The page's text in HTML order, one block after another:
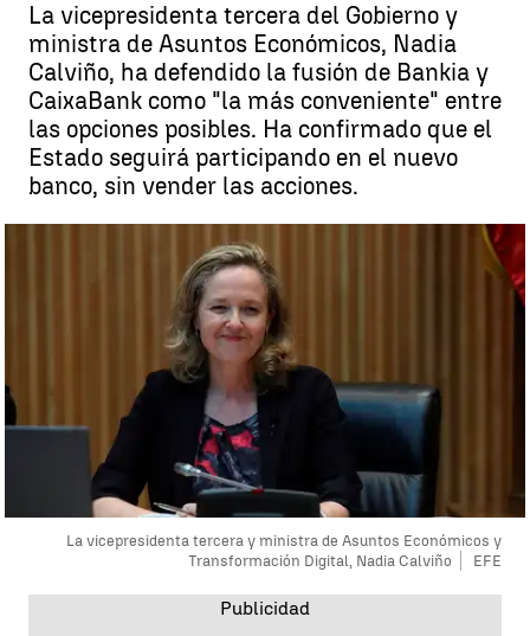
La vicepresidenta tercera del Gobierno y
ministra de Asuntos Económicos, Nadia
Calviño, ha defendido la fusión de Bankia y
CaixaBank como "la más conveniente" entre
las opciones posibles. Ha confirmado que el
Estado seguirá participando en el nuevo
banco, sin vender las acciones.
La vicepresidenta tercera y ministra de Asuntos Económicos y
Transformación Digital, Nadia Calviño
EFE